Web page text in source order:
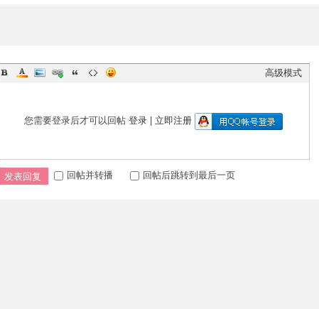
高级模式
您需要登录后才可以回帖 登录| 立即注册
发表回复 回帖并转播 回帖后跳转到最后一页